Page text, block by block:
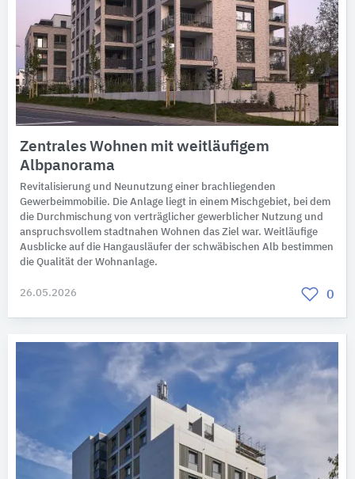
Zentrales Wohnen mit weitläufigem
Albpanorama
Revitalisierung und Neunutzung einer brachliegenden
Gewerbeimmobilie. Die Anlage liegt in einem Mischgebiet, bei dem
die Durchmischung von verträglicher gewerblicher Nutzung und
anspruchsvollem stadtnahen Wohnen das Ziel war. Weitläufige
Ausblicke auf die Hangausläufer der schwäbischen Alb bestimmen
die Qualität der Wohnanlage.
26.05.2026 0